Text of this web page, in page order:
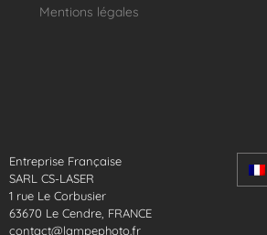
Mentions légales
Entreprise Française
SARL CS-LASER
1 rue Le Corbusier
63670 Le Cendre, FRANCE
contact@lampephoto.fr